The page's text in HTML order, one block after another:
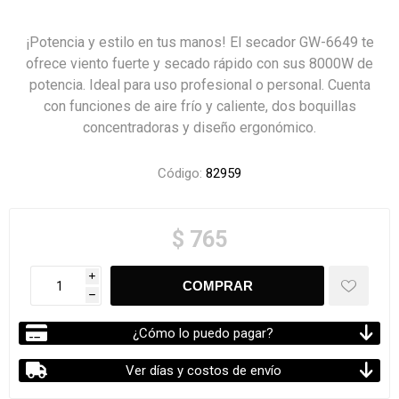
¡Potencia y estilo en tus manos! El secador GW-6649 te
ofrece viento fuerte y secado rápido con sus 8000W de
potencia. Ideal para uso profesional o personal. Cuenta
con funciones de aire frío y caliente, dos boquillas
concentradoras y diseño ergonómico.
Código: 82959
$ 765
i
h
¿Cómo lo puedo pagar?
Ver días y costos de envío